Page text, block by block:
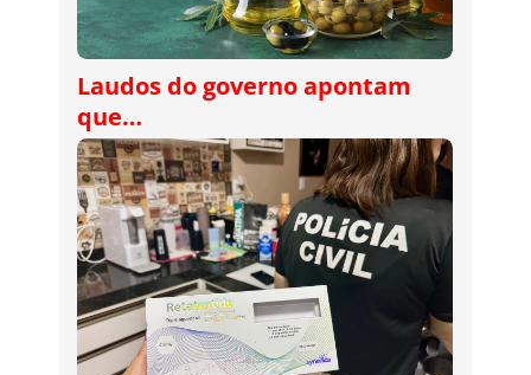
Laudos do governo apontam
que…